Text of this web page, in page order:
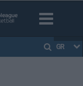
GR